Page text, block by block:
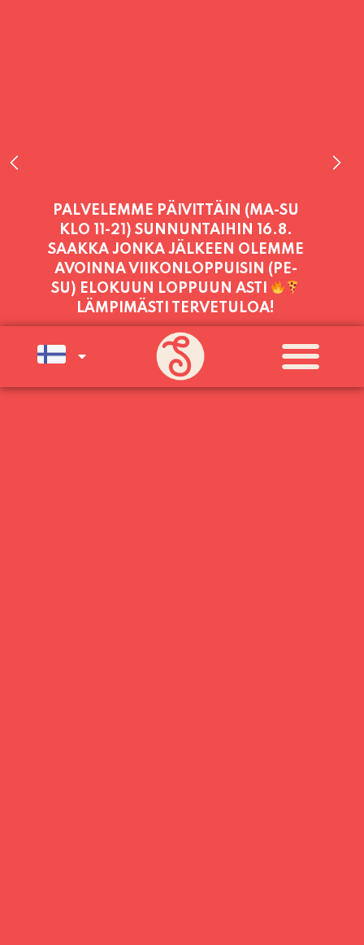
PALVELEMME TÄNÄÄN:
TORSTAI 11:00 - 21:00
PALVELEMME PÄIVITTÄIN (MA-SU
KLO 11-21) SUNNUNTAIHIN 16.8.
SAAKKA JONKA JÄLKEEN OLEMME
AVOINNA VIIKONLOPPUISIN (PE-
SU) ELOKUUN LOPPUUN ASTI
LÄMPIMÄSTI TERVETULOA!